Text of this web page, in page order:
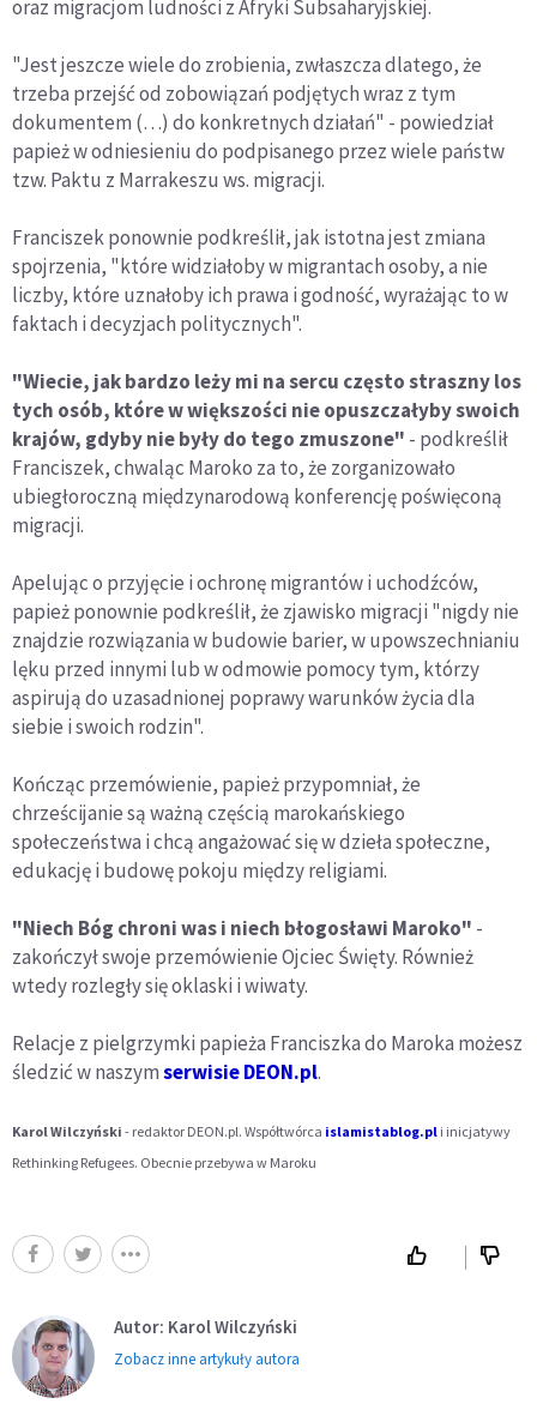
oraz migracjom ludności z Afryki Subsaharyjskiej.
"Jest jeszcze wiele do zrobienia, zwłaszcza dlatego, że
trzeba przejść od zobowiązań podjętych wraz z tym
dokumentem (…) do konkretnych działań" - powiedział
papież w odniesieniu do podpisanego przez wiele państw
tzw. Paktu z Marrakeszu ws. migracji.
Franciszek ponownie podkreślił, jak istotna jest zmiana
spojrzenia, "które widziałoby w migrantach osoby, a nie
liczby, które uznałoby ich prawa i godność, wyrażając to w
faktach i decyzjach politycznych".
"Wiecie, jak bardzo leży mi na sercu często straszny los
tych osób, które w większości nie opuszczałyby swoich
krajów, gdyby nie były do tego zmuszone" - podkreślił
Franciszek, chwaląc Maroko za to, że zorganizowało
ubiegłoroczną międzynarodową konferencję poświęconą
migracji.
Apelując o przyjęcie i ochronę migrantów i uchodźców,
papież ponownie podkreślił, że zjawisko migracji "nigdy nie
znajdzie rozwiązania w budowie barier, w upowszechnianiu
lęku przed innymi lub w odmowie pomocy tym, którzy
aspirują do uzasadnionej poprawy warunków życia dla
siebie i swoich rodzin".
Kończąc przemówienie, papież przypomniał, że
chrześcijanie są ważną częścią marokańskiego
społeczeństwa i chcą angażować się w dzieła społeczne,
edukację i budowę pokoju między religiami.
"Niech Bóg chroni was i niech błogosławi Maroko" -
zakończył swoje przemówienie Ojciec Święty. Również
wtedy rozległy się oklaski i wiwaty.
Relacje z pielgrzymki papieża Franciszka do Maroka możesz
śledzić w naszymserwisie DEON.pl.
Karol Wilczyński - redaktor DEON.pl. Współtwórca islamistablog.pl i inicjatywy
Rethinking Refugees. Obecnie przebywa w Maroku
Autor: Karol Wilczyński
Zobacz inne artykuły autora